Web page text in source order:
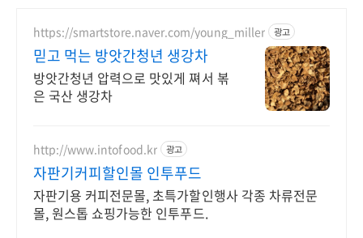
https://smartstore.naver.com/young_miller 광고
믿고 먹는 방앗간청년 생강차
방앗간청년 압력으로 맛있게 쪄서 볶
은 국산 생강차
http://www.intofood.kr 광고
자판기커피할인몰 인투푸드
자판기용 커피전문몰, 초특가할인행사 각종 차류전문
몰, 원스톱 쇼핑가능한 인투푸드.